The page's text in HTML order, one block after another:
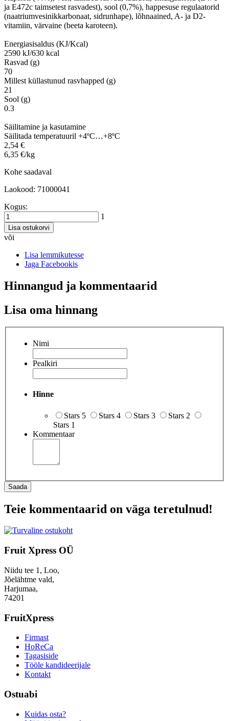
ja E472c taimsetest rasvadest), sool (0,7%), happesuse regulaatorid
(naatriumvesinikkarbonaat, sidrunhape), lõhnaained, A- ja D2-
vitamiin, värvaine (beeta karoteen).
Energiasisaldus (KJ/Kcal)
2590 kJ/630 kcal
Rasvad (g)
70
Millest küllastunud rasvhapped (g)
21
Sool (g)
0.3
Säilitamine ja kasutamine
Säilitada temperatuuril +4ºC…+8ºC
2,54 €
6,35 €/kg
Kohe saadaval
Laokood: 71000041
Kogus:
1
Lisa ostukorvi
või
Lisa lemmikutesse
Jaga Facebookis
Hinnangud ja kommentaarid
Lisa oma hinnang
Nimi
Pealkiri
Hinne
Stars 5 Stars 4 Stars 3
Stars 2
Stars 1
Kommentaar
Saada
Teie kommentaarid on väga teretulnud!
Fruit Xpress OÜ
Niidu tee 1, Loo,
Jõelähtme vald,
Harjumaa,
74201
FruitXpress
Firmast
HoReCa
Tagasiside
Tööle kandideerijale
Kontakt
Ostuabi
Kuidas osta?